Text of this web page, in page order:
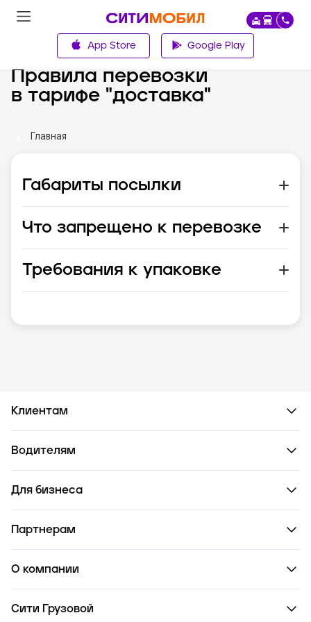
App Store Google Play
Правила перевозки
в тарифе "доставка"
Главная
Габариты посылки
Что запрещено к перевозке
Требования к упаковке
Клиентам
Водителям
Для бизнеса
Партнерам
О компании
Сити Грузовой